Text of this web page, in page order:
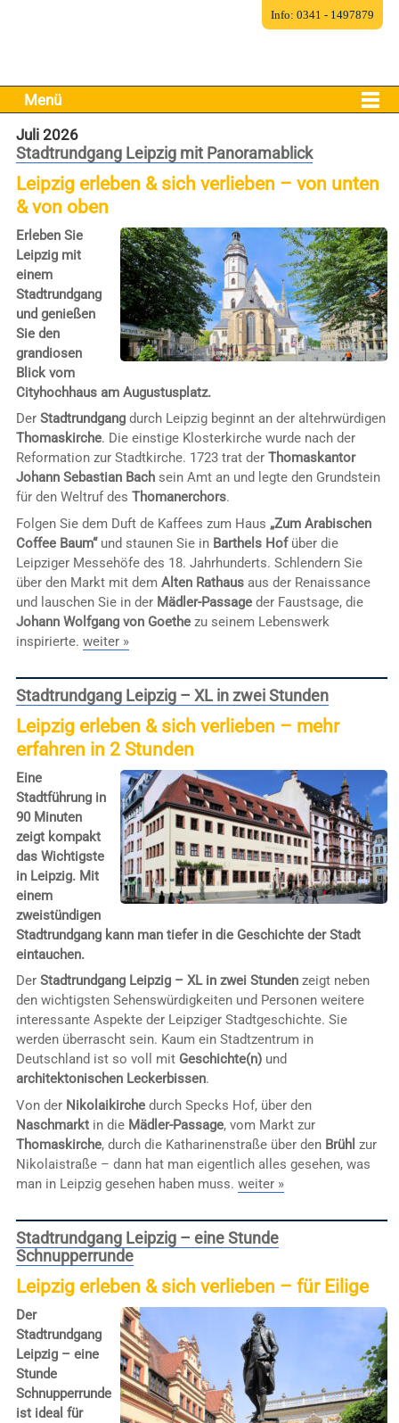
Menü
Juli 2026
Stadtrundgang Leipzig mit Panoramablick
Leipzig erleben & sich verlieben – von unten
& von oben
Erleben Sie
Leipzig mit
einem
Stadtrundgang
und genießen
Sie den
grandiosen
Blick vom
Cityhochhaus am Augustusplatz.
Der Stadtrundgangdurch Leipzig beginnt an der altehrwürdigen
Thomaskirche. Die einstige Klosterkirche wurde nach der
Reformation zur Stadtkirche. 1723 trat der Thomaskantor
Johann Sebastian Bachsein Amt an und legte den Grundstein
für den Weltruf des Thomanerchors.
Folgen Sie dem Duft de Kaffees zum Haus „Zum Arabischen
Coffee Baum“und staunen Sie in Barthels Hofüber die
Leipziger Messehöfe des 18. Jahrhunderts. Schlendern Sie
über den Markt mit dem Alten Rathausaus der Renaissance
und lauschen Sie in der Mädler-Passageder Faustsage, die
Johann Wolfgang von Goethezu seinem Lebenswerk
inspirierte. weiter »
Stadtrundgang Leipzig – XL in zwei Stunden
Leipzig erleben & sich verlieben – mehr
erfahren in 2 Stunden
Eine
Stadtführung in
90 Minuten
zeigt kompakt
das Wichtigste
in Leipzig. Mit
einem
zweistündigen
Stadtrundgang kann man tiefer in die Geschichte der Stadt
eintauchen.
Der Stadtrundgang Leipzig – XL in zwei Stundenzeigt neben
den wichtigsten Sehenswürdigkeiten und Personen weitere
interessante Aspekte der Leipziger Stadtgeschichte. Sie
werden überrascht sein. Kaum ein Stadtzentrum in
Deutschland ist so voll mit Geschichte(n)und
architektonischen Leckerbissen.
Von der Nikolaikirchedurch Specks Hof, über den
Naschmarktin die Mädler-Passage, vom Markt zur
Thomaskirche, durch die Katharinenstraße über den Brühl zur
Nikolaistraße – dann hat man eigentlich alles gesehen, was
man in Leipzig gesehen haben muss. weiter »
Stadtrundgang Leipzig – eine Stunde
Schnupperrunde
Leipzig erleben & sich verlieben – für Eilige
Der
Stadtrundgang
Leipzig – eine
Stunde
Schnupperrunde
ist ideal für
Info: 0341 - 1497879